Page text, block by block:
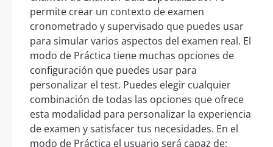
permite crear un contexto de examen
cronometrado y supervisado que puedes usar
para simular varios aspectos del examen real. El
modo de Práctica tiene muchas opciones de
configuración que puedes usar para
personalizar el test. Puedes elegir cualquier
combinación de todas las opciones que ofrece
esta modalidad para personalizar la experiencia
de examen y satisfacer tus necesidades. En el
modo de Práctica el usuario será capaz de: